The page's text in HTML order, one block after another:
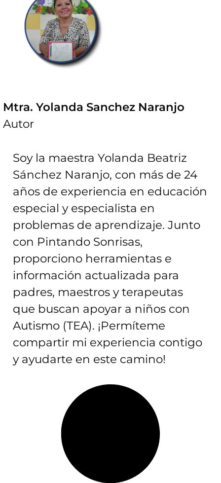
Mtra. Yolanda Sanchez Naranjo
Autor
Soy la maestra Yolanda Beatriz
Sánchez Naranjo, con más de 24
años de experiencia en educación
especial y especialista en
problemas de aprendizaje. Junto
con Pintando Sonrisas,
proporciono herramientas e
información actualizada para
padres, maestros y terapeutas
que buscan apoyar a niños con
Autismo (TEA). ¡Permíteme
compartir mi experiencia contigo
y ayudarte en este camino!